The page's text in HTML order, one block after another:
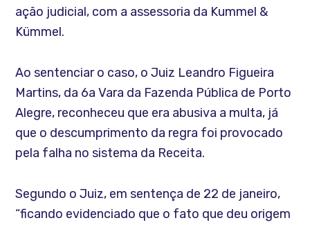
ação judicial, com a assessoria da Kummel &
Kümmel.
Ao sentenciar o caso, o Juiz Leandro Figueira
Martins, da 6a Vara da Fazenda Pública de Porto
Alegre, reconheceu que era abusiva a multa, já
que o descumprimento da regra foi provocado
pela falha no sistema da Receita.
Segundo o Juiz, em sentença de 22 de janeiro,
“ficando evidenciado que o fato que deu origem